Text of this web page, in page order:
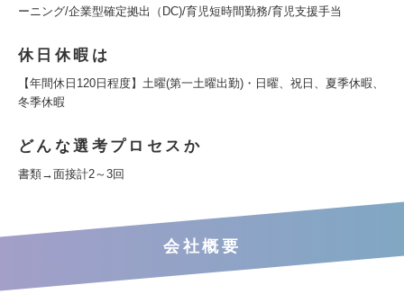
ーニング/企業型確定拠出（DC)/育児短時間勤務/育児支援手当
休日休暇は
【年間休日120日程度】土曜(第一土曜出勤)・日曜、祝日、夏季休暇、
冬季休暇
どんな選考プロセスか
書類→面接計2～3回
会社概要